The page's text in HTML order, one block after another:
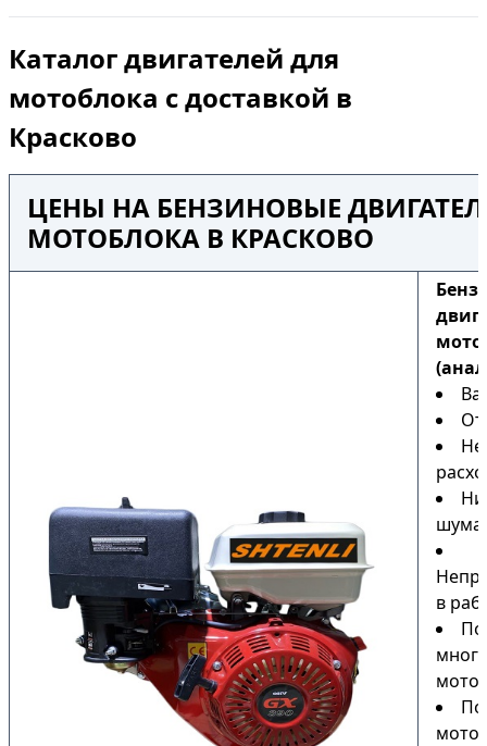
Каталог двигателей для
мотоблока с доставкой в
Красково
ЦЕНЫ НА БЕНЗИНОВЫЕ
МОТОБЛОКА В КРАСКОВО
шума
в